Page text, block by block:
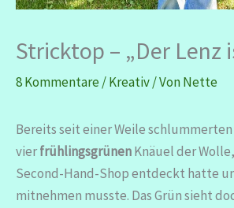
Stricktop – „Der Lenz
8 Kommentare/Kreativ/ VonNette
Bereits seit einer Weile
vierfrühlingsgrünenKnäuel der
Second-Hand-Shop entdeckt hatte
mitnehmen musste. Das Grün sieht